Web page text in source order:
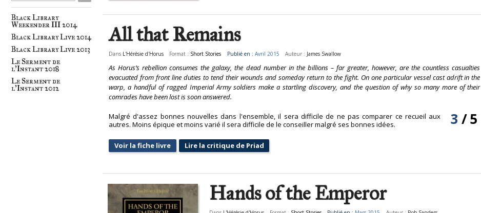
Black Library
Weekender III 2014
Black Library Live 2014
Black Library Live 2013
Le Serment de
l'Instant 2018
Le Serment de
l'Instant 2012
All that Remains
Dans L'Hérésie d'Horus Format : Short Stories Publié en : Avril 2015 Auteur : James Swallow
As Horus’s rebellion consumes the galaxy, the dead number in the billions – far greater, however, are the countless casualties
evacuated from front line duties to tend their wounds and someday return to the fight. On one particular vessel cast adrift in the
warp, a handful of ragged Imperial Army soldiers make a startling discovery, and the question of why so many more of their
comrades have been lost is soon answered.
3 /5
Malgré d'assez bonnes nouvelles dans l'ensemble, il sera difficile de ne pas comparer ce recueil aux
autres. Moins épique et moins varié il sera difficile de le conseiller malgré ses bonnes idées.
Voir la fiche livre Lire la critique de Priad
Hands of the Emperor